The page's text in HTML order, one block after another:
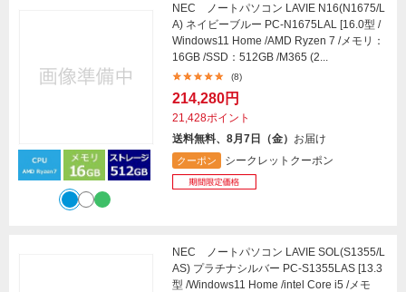
NEC ノートパソコン LAVIE N16(N1675/L
A) ネイビーブルー PC-N1675LAL [16.0型 /
Windows11 Home /AMD Ryzen 7 /メモリ：
16GB /SSD：512GB /M365 (2...
(8)
214,280円
21,428ポイント
送料無料、8月7日（金） お届け
クーポン シークレットクーポン
NEC ノートパソコン LAVIE SOL(S1355/L
AS) プラチナシルバー PC-S1355LAS [13.3
型 /Windows11 Home /intel Core i5 /メモ